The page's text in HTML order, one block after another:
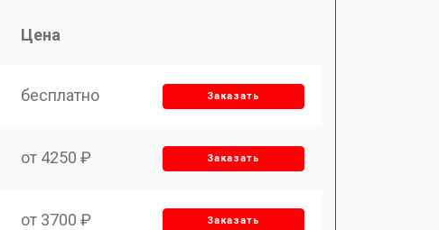
Цена
бесплатно Заказать
от 4250 ₽ Заказать
от 3700 ₽ Заказать